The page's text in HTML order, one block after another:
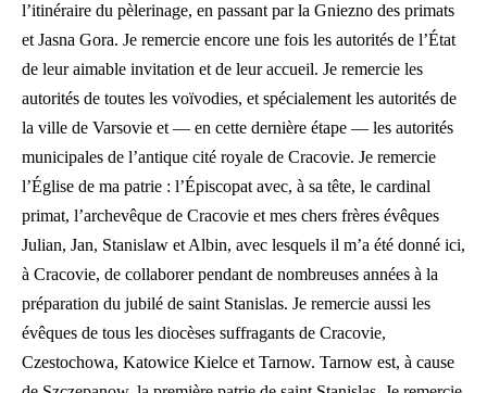
l’itinéraire du pèlerinage, en passant par la Gniezno des primats
et Jasna Gora. Je remercie encore une fois les autorités de l’État
de leur aimable invitation et de leur accueil. Je remercie les
autorités de toutes les voïvodies, et spécialement les autorités de
la ville de Varsovie et — en cette dernière étape — les autorités
municipales de l’antique cité royale de Cracovie. Je remercie
l’Église de ma patrie : l’Épiscopat avec, à sa tête, le cardinal
primat, l’archevêque de Cracovie et mes chers frères évêques
Julian, Jan, Stanislaw et Albin, avec lesquels il m’a été donné ici,
à Cracovie, de collaborer pendant de nombreuses années à la
préparation du jubilé de saint Stanislas. Je remercie aussi les
évêques de tous les diocèses suffragants de Cracovie,
Czestochowa, Katowice Kielce et Tarnow. Tarnow est, à cause